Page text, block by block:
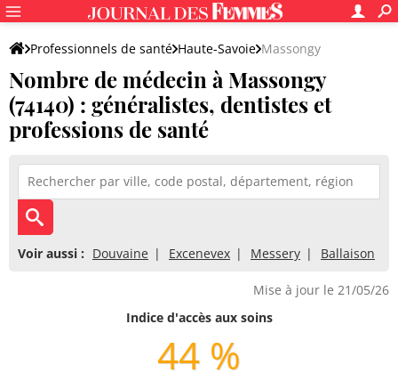
Professionnels de santé Haute-Savoie Massongy
Nombre de médecin à Massongy
(74140) : généralistes, dentistes et
professions de santé
Voir aussi : Douvaine Excenevex Messery Ballaison
Mise à jour le 21/05/26
Indice d'accès aux soins
44 %